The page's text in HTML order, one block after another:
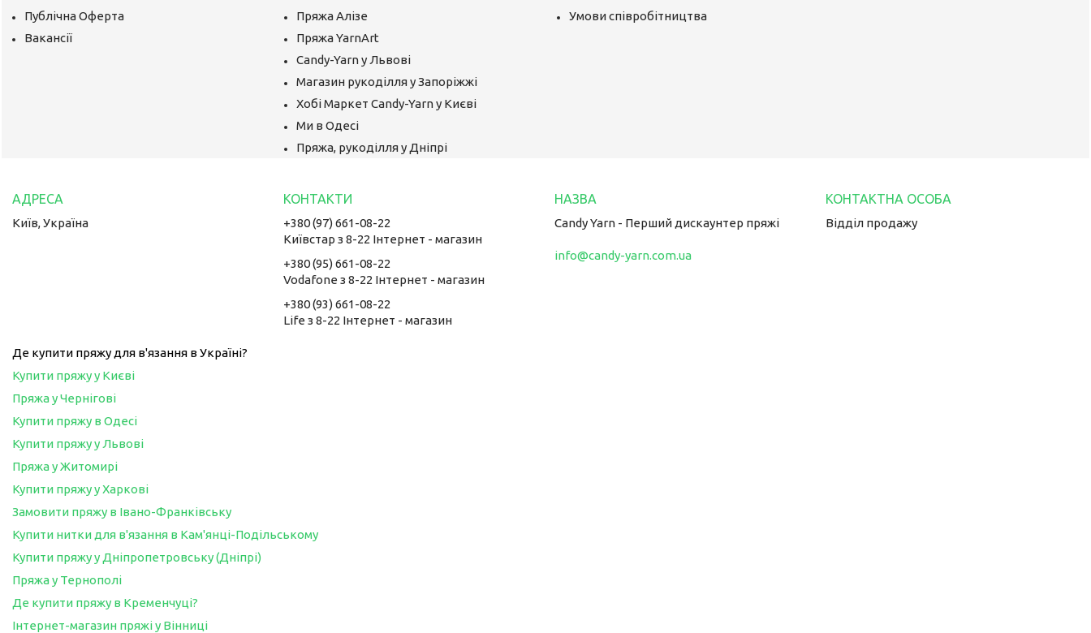
Публічна Оферта
Вакансії
Пряжа Алізе
Пряжа YarnArt
Candy-Yarn у Львові
Магазин рукоділля у Запоріжжі
Хобі Маркет Candy-Yarn у Києві
Ми в Одесі
Пряжа, рукоділля у Дніпрі
Умови співробітництва
Київ, Україна
+380 (97) 661-08-22
Київстар з 8-22 Інтернет - магазин
+380 (95) 661-08-22
Vodafone з 8-22 Інтернет - магазин
+380 (93) 661-08-22
Life з 8-22 Інтернет - магазин
Candy Yarn - Перший дискаунтер пряжі
info@candy-yarn.com.ua
Відділ продажу
Де купити пряжу для в'язання в Україні?
Купити пряжу у Києві
Пряжа у Чернігові
Купити пряжу в Одесі
Купити пряжу у Львові
Пряжа у Житомирі
Купити пряжу у Харкові
Замовити пряжу в Івано-Франківську
Купити нитки для в'язання в Кам'янці-Подільському
Купити пряжу у Дніпропетровську (Дніпрі)
Пряжа у Тернополі
Де купити пряжу в Кременчуці?
Інтернет-магазин пряжі у Вінниці